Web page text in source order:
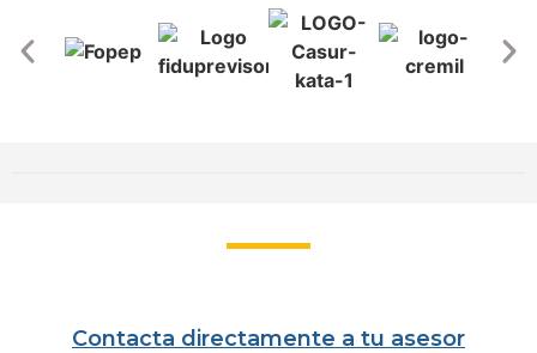
Contacta directamente a tu asesor